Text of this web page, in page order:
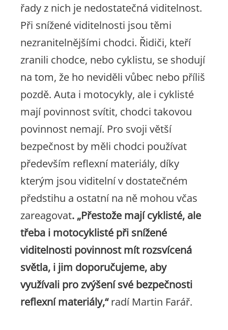
řady z nich je nedostatečná viditelnost.
Při snížené viditelnosti jsou těmi
nezranitelnějšími chodci. Řidiči, kteří
zranili chodce, nebo cyklistu, se shodují
na tom, že ho neviděli vůbec nebo příliš
pozdě. Auta i motocykly, ale i cyklisté
mají povinnost svítit, chodci takovou
povinnost nemají. Pro svoji větší
bezpečnost by měli chodci používat
především reflexní materiály, díky
kterým jsou viditelní v dostatečném
předstihu a ostatní na ně mohou včas
zareagovat. „Přestože mají cyklisté, ale
třeba i motocyklisté při snížené
viditelnosti povinnost mít rozsvícená
světla, i jim doporučujeme, aby
využívali pro zvýšení své bezpečnosti
reflexní materiály,“radí Martin Farář.